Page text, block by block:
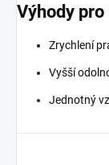
Výhody
Zrychlení
Vyšší
Jednotný